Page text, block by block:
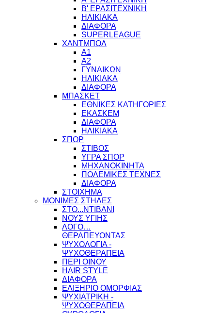
Β' ΕΡΑΣΙΤΕΧΝΙΚΗ
ΗΛΙΚΙΑΚΑ
ΔΙΑΦΟΡΑ
SUPERLEAGUE
ΧΑΝΤΜΠΟΛ
Α1
Α2
ΓΥΝΑΙΚΩΝ
ΗΛΙΚΙΑΚΑ
ΔΙΑΦΟΡΑ
ΜΠΑΣΚΕΤ
ΕΘΝΙΚΕΣ ΚΑΤΗΓΟΡΙΕΣ
ΕΚΑΣΚΕΜ
ΔΙΑΦΟΡΑ
ΗΛΙΚΙΑΚΑ
ΣΠΟΡ
ΣΤΙΒΟΣ
ΥΓΡΑ ΣΠΟΡ
ΜΗΧΑΝΟΚΙΝΗΤΑ
ΠΟΛΕΜΙΚΕΣ ΤΕΧΝΕΣ
ΔΙΑΦΟΡΑ
ΣΤΟΙΧΗΜΑ
ΜΟΝΙΜΕΣ ΣΤΗΛΕΣ
ΣΤΟ...ΝΤΙΒΑΝΙ
ΝΟΥΣ ΥΓΙΗΣ
ΛΟΓΟ…
ΘΕΡΑΠΕΥΟΝΤΑΣ
ΨΥΧΟΛΟΓΙΑ -
ΨΥΧΟΘΕΡΑΠΕΙΑ
ΠΕΡΙ ΟΙΝΟΥ
HAIR STYLE
ΔΙΑΦΟΡΑ
ΕΛΙΞΗΡΙΟ ΟΜΟΡΦΙΑΣ
ΨΥΧΙΑΤΡΙΚΗ -
ΨΥΧΟΘΕΡΑΠΕΙΑ